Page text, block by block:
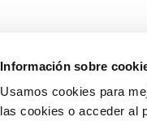
Información sobre
Usamos cookies para
las cookies o acceder al